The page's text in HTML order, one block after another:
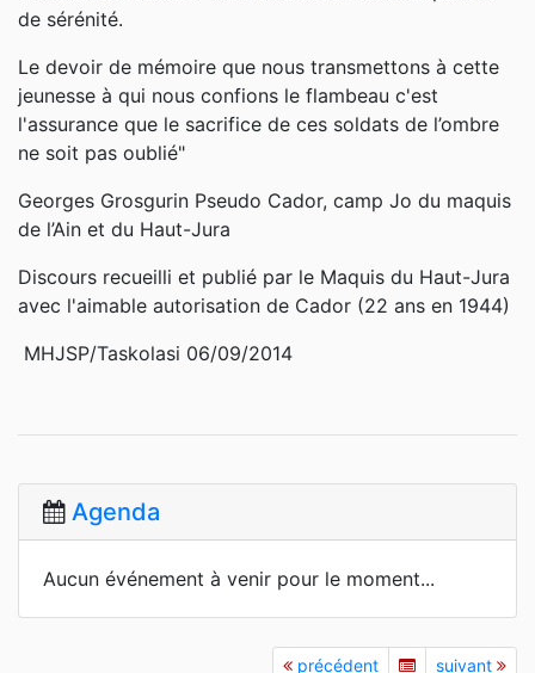
de sérénité.
Le devoir de mémoire que nous transmettons à cette
jeunesse à qui nous confions le flambeau c'est
l'assurance que le sacrifice de ces soldats de l’ombre
ne soit pas oublié"
Georges Grosgurin Pseudo Cador, camp Jo du maquis
de l’Ain et du Haut-Jura
Discours recueilli et publié par le Maquis du Haut-Jura
avec l'aimable autorisation de Cador (22 ans en 1944)
MHJSP/Taskolasi 06/09/2014
Agenda
Aucun événement à venir pour le moment...
précédent suivant